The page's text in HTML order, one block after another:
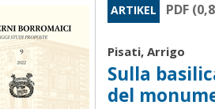
ARTIKEL PDF
Pisati, Arrigo
Sulla
del